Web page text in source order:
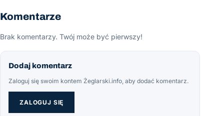
Komentarze
Brak komentarzy. Twój może być pierwszy!
Dodaj komentarz
Zaloguj się swoim kontem Żeglarski.info, aby dodać komentarz.
ZALOGUJ SIĘ